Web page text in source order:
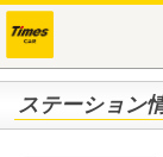
ステーション